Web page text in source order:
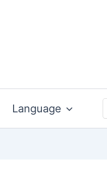
Language